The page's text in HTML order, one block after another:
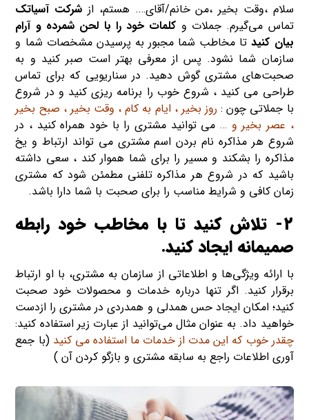
سلام ،وقت بخیر ،من خانم/آقای…. هستم، از شرکت آسیاتک
تماس می‌گیرم. جملات و کلمات خود را با لحن شمرده و آرام
بیان کنیدتا مخاطب شما مجبور به پرسیدن مشخصات شما و
سازمان شما نشود. پس از معرفی بهتر است صبر کنید و به
صحبت‌های مشتری گوش دهید. در سناریویی که برای تماس
طراحی می کنید ، شروع خوب را برنامه ریزی کنید و در شروع
با جملاتی چون : روز بخیر ، ایام به کام ، وقت بخیر ، صبح بخیر
، عصر بخیر و … می توانید مشتری را با خود همراه کنید ، در
شروع هر مذاکره نام بردن اسم مشتری می تواند ارتباط و یخ
مذاکره را بشکند و مسیر را برای شما هموار کند ، سعی داشته
باشید که در شروع هر مذاکره تلفنی مطمئن شود که مشتری
زمان کافی و شرایط مناسب را برای صحبت با شما دارا باشد.
2- تلاش کنید تا
با مخاطب خود رابطه
صمیمانه ایجاد کنید.
با ارائه ویژگی‌ها و اطلاعاتی از سازمان به مشتری، با او ارتباط
برقرار کنید. اگر تنها درباره خدمات و محصولات خود صحبت
کنید؛ امکان ایجاد حس همدلی و همدردی در مشتری را ازدست
خواهید داد. به عنوان مثال می‌توانید از عبارت‌ زیر استفاده کنید:
چقدر خوب که این مدت از خدمات ما استفاده می­ کنید(با جمع
آوری اطلاعات راجع به سابقه مشتری و بازگو کردن آن )